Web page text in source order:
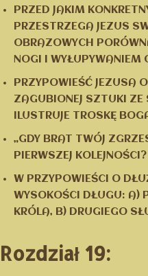
PRZED JAKIM
PRZESTRZEGA JEZUS
OBRAZOWYCH
NOGI I WYŁUPYWANIEM
PRZYPOWIEŚĆ JEZUSA
ZAGUBIONEJ SZTUKI
ILUSTRUJE TROSKĘ
„GDY BRAT TWÓJ
PIERWSZEJ KOLEJNOŚCI?
W PRZYPOWIEŚCI O
WYSOKOŚCI DŁUGU: A)
KRÓLA, B) DRUGIEGO
Rozdział 19: